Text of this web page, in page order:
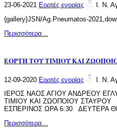
23-06-2021 Εορτές ενορίας
Ι. Ν.
{gallery}JSN/Ag.Pneumatos-
Περισσότερα...
ΕΟΡΤΗ ΤΟΥ ΤΙΜΙΟΥ ΚΑΙ
12-09-2020 Εορτές ενορίας
Ι. Ν.
ΙΕΡΟΣ ΝΑΟΣ ΑΓΙΟΥ ΑΝΔΡΕΟΥ
ΤΙΜΙΟΥ ΚΑΙ ΖΩΟΠΟΙΟΥ
ΕΣΠΕΡΙΝΟΣ ΩΡΑ 6:30 ΔΕΥΤΕΡΑ
Περισσότερα...